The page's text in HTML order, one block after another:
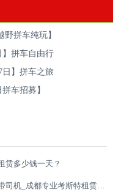
野拼车纯玩】
】拼车自由行
日】拼车之旅
车招募】
赁多少钱一天？
成都考斯特租车带司机_成都专业考斯特租赁平台